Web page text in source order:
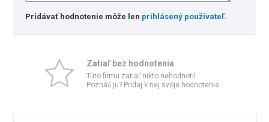
Pridávať hodnotenie môže len prihlásený používateľ.
Zatiaľ bez hodnotenia
Túto firmu zatiaľ nikto nehodnotil.
Poznáš ju? Pridaj k nej svoje hodnotenie.